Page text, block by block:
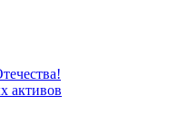
активов